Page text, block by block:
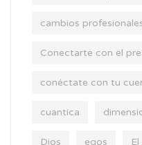
cambios
Conectarte con el
conéctate con tu
cuantica
Dios egos